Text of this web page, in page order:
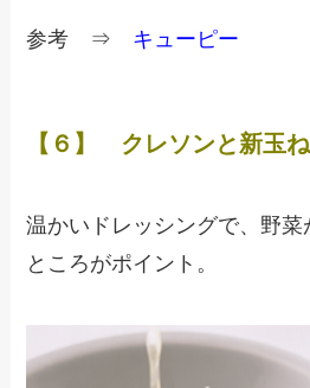
参考 ⇒ キューピー
【６】 クレソンと新玉
温かいドレッシングで、野
ところがポイント。